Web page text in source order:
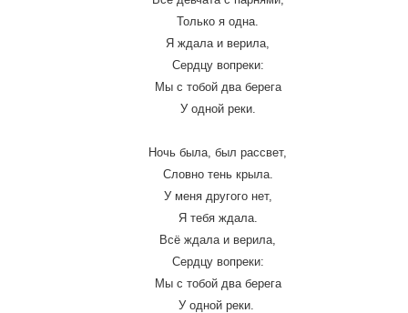
Только я одна.
Я ждала и верила,
Сердцу вопреки:
Мы с тобой два берега
У одной реки.
Ночь была, был рассвет,
Словно тень крыла.
У меня другого нет,
Я тебя ждала.
Всё ждала и верила,
Сердцу вопреки:
Мы с тобой два берега
У одной реки.